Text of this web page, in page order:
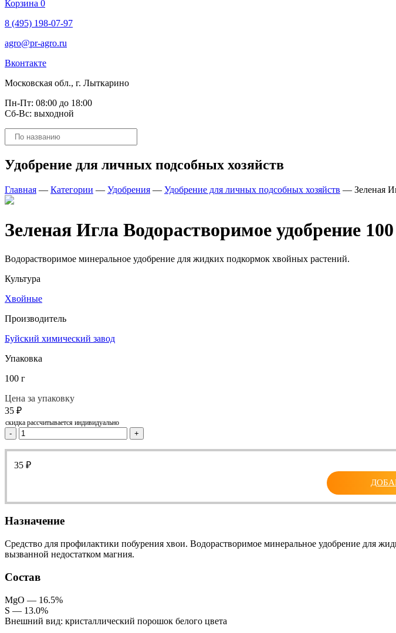
Корзина 0
8 (495) 198-07-97
agro@pr-agro.ru
Вконтакте
Московская обл., г. Лыткарино
Пн-Пт: 08:00 до 18:00
Сб-Вс: выходной
Поиск
товаров
Удобрение для личных подсобных хозяйств
Главная — Категории — Удобрения — Удобрение для личных подсобных хозяйств — Зеленая
Зеленая Игла Водорастворимое удобрение
Водорастворимое минеральное удобрение для жидких подкормок хвойных растений.
Культура
Хвойные
Производитель
Буйский химический завод
Упаковка
100 г
Цена за упаковку
35 ₽
скидка рассчитывается индивидуально
- +
35 ₽
Назначение
Cредство для профилактики побурения хвои. Водорастворимое минеральное удобрение для
вызванной недостатком магния.
Состав
MgO — 16.5%
S — 13.0%
Внешний вид: кристаллический порошок белого цвета